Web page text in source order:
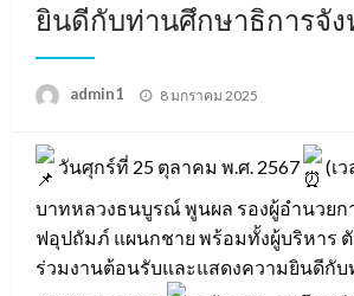
ยินดีกับท่านศึกษาธิการจั
admin1
Posted
8 มกราคม 2025
วันศุกร์ที่ 25 ตุลาคม พ.ศ. 2567
(เ
บาทหลวงธนบูรณ์ พูนผล รองผู้อำนวยก
ฟอุปถัมภ์ แผนกชาย พร้อมทั้งผู้บริหาร
ร่วมงานต้อนรับและแสดงความยินดีกั